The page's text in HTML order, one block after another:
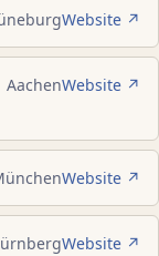
Website ↗
AachenWebsite ↗
Website ↗
Website ↗